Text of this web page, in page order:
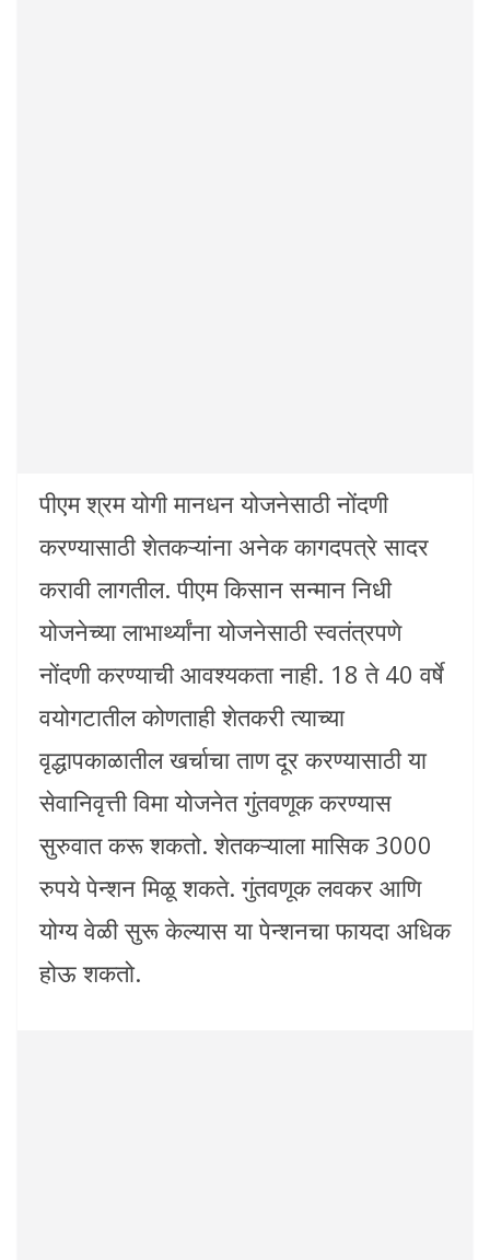
पीएम श्रम योगी मानधन योजनेसाठी नोंदणी
करण्यासाठी शेतकऱ्यांना अनेक कागदपत्रे सादर
करावी लागतील. पीएम किसान सन्मान निधी
योजनेच्या लाभार्थ्यांना योजनेसाठी स्वतंत्रपणे
नोंदणी करण्याची आवश्यकता नाही. 18 ते 40 वर्षे
वयोगटातील कोणताही शेतकरी त्याच्या
वृद्धापकाळातील खर्चाचा ताण दूर करण्यासाठी या
सेवानिवृत्ती विमा योजनेत गुंतवणूक करण्यास
सुरुवात करू शकतो. शेतकऱ्याला मासिक 3000
रुपये पेन्शन मिळू शकते. गुंतवणूक लवकर आणि
योग्य वेळी सुरू केल्यास या पेन्शनचा फायदा अधिक
होऊ शकतो.